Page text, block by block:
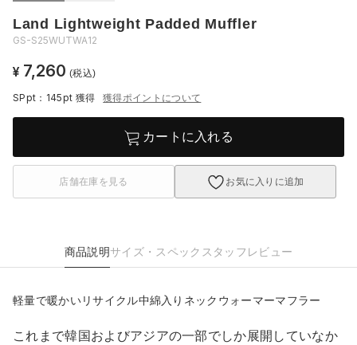
Land Lightweight Padded Muffler
GS-S25WUTWA12
¥ 7,260 (税込)
SPpt：145pt 獲得 獲得ポイントについて
カートに入れる
店舗在庫を見る お気に入りに追加
商品説明サイズ・スペック スタッフレビュー
軽量で暖かいリサイクル中綿入りネックウォーマーマフラー
これまで韓国およびアジアの一部でしか展開していなか